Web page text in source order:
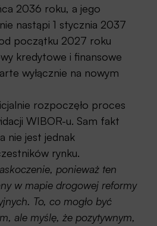
2036 roku, a jego
nastąpi 1 stycznia 2037
początku 2027 roku
kredytowe i finansowe
wyłącznie na nowym
rozpoczęło proces
WIBOR-u. Sam fakt
nie jest jednak
rynku.
ponieważ ten
w mapie drogowej reformy
To, co mogło być
ale myślę, że pozytywnym,